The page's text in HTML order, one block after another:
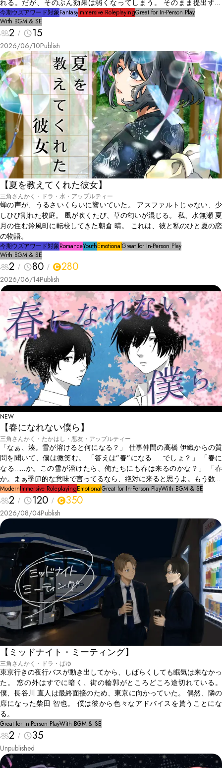
れる。だが、そのぶん効果は弱くなってしまう。 そのまま提出する
か、師匠に正直に話して今回の試験を諦めるか……ポムは思い悩むのだ
った。
今期ウズアワード対象FantasyImmersive RoleplayingGreat for In-Person Play
With BGM & SE
2 15
2026/06/10Publish
【夏を教えてくれた彼女】
三角さんかく・ドラ・水・アップルティー
蝉の声が、うるさいくらいに響いていた。 アスファルトじゃない、少
しひび割れた校庭。 風が吹くたび、草の匂いが混じる。 私、水無瀬 夏
月の住む鈴風町に転校してきた朝倉 晴。 これは、彼と私のひと夏の恋
の物語。
今期ウズアワード対象RomanceYouthEmotionalGreat for In-Person Play
With BGM & SE
2 80 280
2026/06/14Publish
NEW
【春になれない僕ら】
三角さんかく・たかはし・悪友・アップルティー
「なぁ、湊。雪が溶けると何になる？」 仕事仲間の高橋 伊織からの質
問を聞いて、僕は微笑む。 「答えは”春”になる……でしょ？」 「春に
なる……か。この雪が溶けたら、俺たちにも春は来るのかな？」 「春
か。まぁ季節的な意味で言ってるなら、絶対に来ると思うよ。もう数週
間もすれば、暖かくなるだろうし、桜も咲く」 「違う意味だってこと
くらい分かってるだろ？」 僕らに春は来ない。 僕らは「春を売る人」
だから。
ModernImmersive RoleplayingEmotionalGreat for In-Person PlayWith BGM & SE
2 120 350
2026/08/04Publish
【ミッドナイト・ミーティング】
三角さんかく・ドラ・ぱゆ
東京行きの夜行バスが動き出してから、しばらくしても眠気は来なかっ
た。 窓の外はすでに暗く、街の輪郭がところどころ途切れている。
僕、長谷川 直人は最終面接のため、東京に向かっていた。 偶然、隣の
席になった柴田 智也。 僕は彼から色々なアドバイスを貰うことにな
る。
Great for In-Person PlayWith BGM & SE
2 35
Unpublished